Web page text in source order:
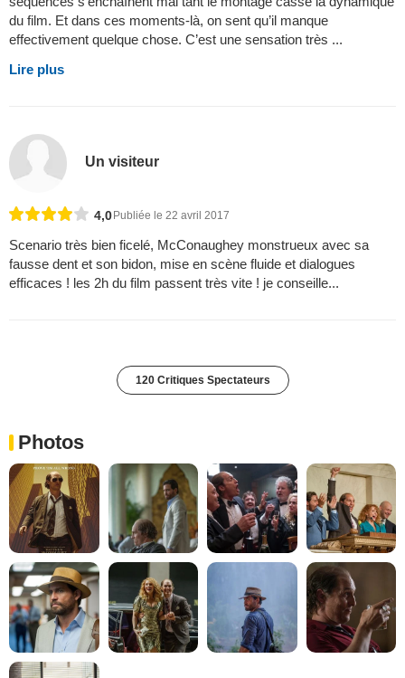
du film. Et dans ces moments-là, on sent qu’il manque
effectivement quelque chose. C’est une sensation très ...
Lire plus
Un visiteur
4,0Publiée le 22 avril 2017
Scenario très bien ficelé, McConaughey monstrueux avec sa
fausse dent et son bidon, mise en scène fluide et dialogues
efficaces ! les 2h du film passent très vite ! je conseille...
120 Critiques Spectateurs
Photos